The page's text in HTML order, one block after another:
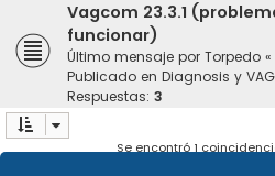
Vagcom 23.3.1
funcionar)
Último mensaje por Torpedo «
Publicado en Diagnosis y
Respuestas: 3
Se encontró 1